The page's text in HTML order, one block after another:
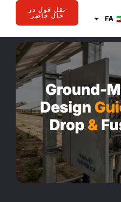
FA
نقل قول در
حال حاضر